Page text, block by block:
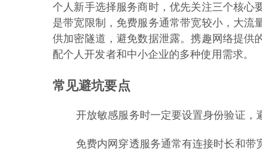
个人新手选择服务商时，优先关注三个核心
是带宽限制，免费服务通常带宽较小，大流
供加密隧道，避免数据泄露。携趣网络提供
配个人开发者和中小企业的多种使用需求。
常见避坑要点
开放敏感服务时一定要设置身份验证，
免费内网穿透服务通常有连接时长和